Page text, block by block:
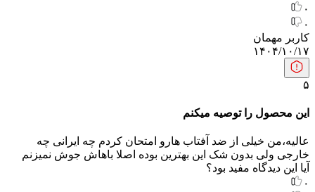
۰
۰
کاربر مهمان
۱۴۰۴/۱۰/۱۷
۵
این محصول را توصیه میکنم
عالیه،من خیلی از ضد آفتاب هارو امتحان کردم چه ایرانی چه
خارجی ولی بدون شک این بهترین بوده اصلا باهاش جوش نمیزنم
آیا این دیدگاه مفید بود؟
۰